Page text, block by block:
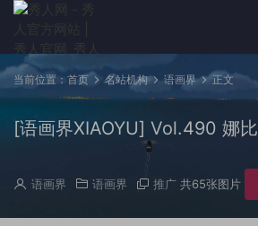
当前位置： 首页 名站机构 语画界 正文
[语画界XIAOYU] Vol.490 娜比
语画界 语画界 推广 共65张图片